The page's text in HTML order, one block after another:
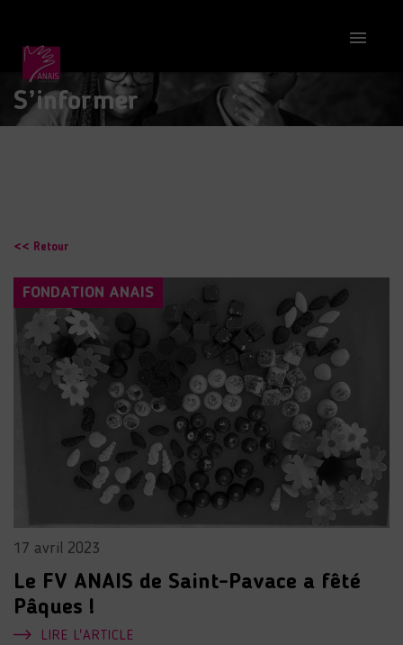

S’informer
<< Retour
FONDATION ANAIS
17 avril 2023
Le FV ANAIS de Saint-Pavace a fêté
Pâques !
LIRE L'ARTICLE